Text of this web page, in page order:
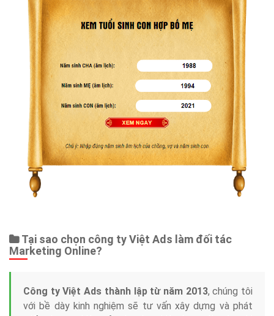
Tại sao chọn công ty Việt Ads làm đối tác
Marketing Online?
Công ty Việt Ads thành lập từ năm 2013, chúng tôi
với bề dày kinh nghiệm sẽ tư vấn xây dựng và phát